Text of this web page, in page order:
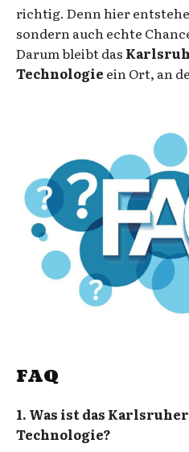
richtig. Denn hier
sondern auch echte
Darum bleibt das
Technologie ein Ort, an
FAQ
1. Was ist das
Technologie?